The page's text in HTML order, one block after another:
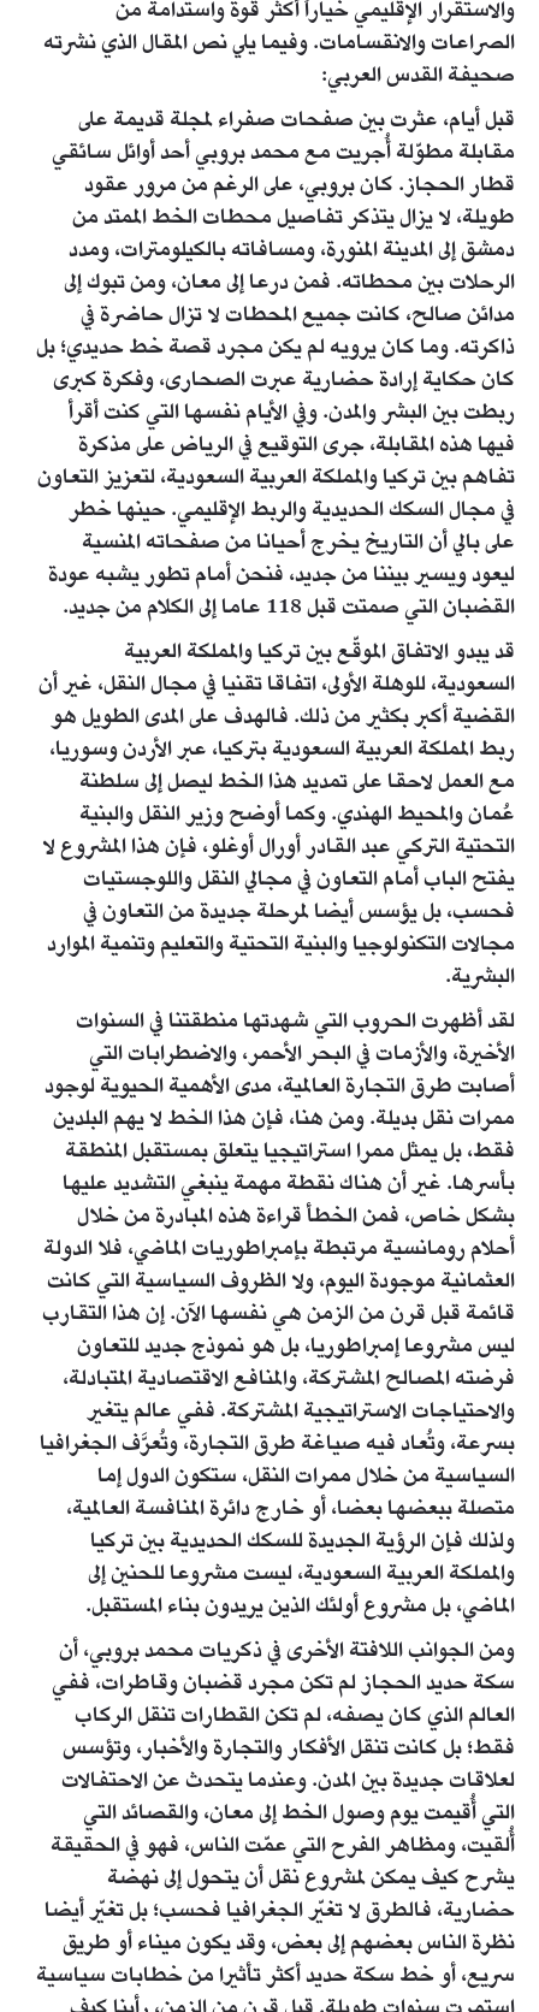
والاستقرار الإقليمي خياراً أكثر قوة واستدامة من
الصراعات والانقسامات. وفيما يلي نص المقال الذي نشرته
صحيفة القدس العربي:
قبل أيام، عثرت بين صفحات صفراء لمجلة قديمة على
مقابلة مطوّلة أُجريت مع محمد بروبي أحد أوائل سائقي
قطار الحجاز. كان بروبي، على الرغم من مرور عقود
طويلة، لا يزال يتذكر تفاصيل محطات الخط الممتد من
دمشق إلى المدينة المنورة، ومسافاته بالكيلومترات، ومدد
الرحلات بين محطاته. فمن درعا إلى معان، ومن تبوك إلى
مدائن صالح، كانت جميع المحطات لا تزال حاضرة في
ذاكرته. وما كان يرويه لم يكن مجرد قصة خط حديدي؛ بل
كان حكاية إرادة حضارية عبرت الصحارى، وفكرة كبرى
ربطت بين البشر والمدن. وفي الأيام نفسها التي كنت أقرأ
فيها هذه المقابلة، جرى التوقيع في الرياض على مذكرة
تفاهم بين تركيا والمملكة العربية السعودية، لتعزيز التعاون
في مجال السكك الحديدية والربط الإقليمي. حينها خطر
على بالي أن التاريخ يخرج أحيانا من صفحاته المنسية
ليعود ويسير بيننا من جديد، فنحن أمام تطور يشبه عودة
القضبان التي صمتت قبل 118 عاما إلى الكلام من جديد.
قد يبدو الاتفاق الموقّع بين تركيا والمملكة العربية
السعودية، للوهلة الأولى، اتفاقا تقنيا في مجال النقل، غير أن
القضية أكبر بكثير من ذلك. فالهدف على المدى الطويل هو
ربط المملكة العربية السعودية بتركيا، عبر الأردن وسوريا،
مع العمل لاحقا على تمديد هذا الخط ليصل إلى سلطنة
عُمان والمحيط الهندي. وكما أوضح وزير النقل والبنية
التحتية التركي عبد القادر أورال أوغلو، فإن هذا المشروع لا
يفتح الباب أمام التعاون في مجالي النقل واللوجستيات
فحسب، بل يؤسس أيضا لمرحلة جديدة من التعاون في
مجالات التكنولوجيا والبنية التحتية والتعليم وتنمية الموارد
البشرية.
لقد أظهرت الحروب التي شهدتها منطقتنا في السنوات
الأخيرة، والأزمات في البحر الأحمر، والاضطرابات التي
أصابت طرق التجارة العالمية، مدى الأهمية الحيوية لوجود
ممرات نقل بديلة. ومن هنا، فإن هذا الخط لا يهم البلدين
فقط، بل يمثل ممرا استراتيجيا يتعلق بمستقبل المنطقة
بأسرها. غير أن هناك نقطة مهمة ينبغي التشديد عليها
بشكل خاص، فمن الخطأ قراءة هذه المبادرة من خلال
أحلام رومانسية مرتبطة بإمبراطوريات الماضي، فلا الدولة
العثمانية موجودة اليوم، ولا الظروف السياسية التي كانت
قائمة قبل قرن من الزمن هي نفسها الآن. إن هذا التقارب
ليس مشروعا إمبراطوريا، بل هو نموذج جديد للتعاون
فرضته المصالح المشتركة، والمنافع الاقتصادية المتبادلة،
والاحتياجات الاستراتيجية المشتركة. ففي عالم يتغير
بسرعة، وتُعاد فيه صياغة طرق التجارة، وتُعرَّف الجغرافيا
السياسية من خلال ممرات النقل، ستكون الدول إما
متصلة ببعضها بعضا، أو خارج دائرة المنافسة العالمية،
ولذلك فإن الرؤية الجديدة للسكك الحديدية بين تركيا
والمملكة العربية السعودية، ليست مشروعا للحنين إلى
الماضي، بل مشروع أولئك الذين يريدون بناء المستقبل.
ومن الجوانب اللافتة الأخرى في ذكريات محمد بروبي، أن
سكة حديد الحجاز لم تكن مجرد قضبان وقاطرات، ففي
العالم الذي كان يصفه، لم تكن القطارات تنقل الركاب
فقط؛ بل كانت تنقل الأفكار والتجارة والأخبار، وتؤسس
لعلاقات جديدة بين المدن. وعندما يتحدث عن الاحتفالات
التي أُقيمت يوم وصول الخط إلى معان، والقصائد التي
أُلقيت، ومظاهر الفرح التي عمّت الناس، فهو في الحقيقة
يشرح كيف يمكن لمشروع نقل أن يتحول إلى نهضة
حضارية، فالطرق لا تغيّر الجغرافيا فحسب؛ بل تغيّر أيضا
نظرة الناس بعضهم إلى بعض، وقد يكون ميناء أو طريق
سريع، أو خط سكة حديد أكثر تأثيرا من خطابات سياسية